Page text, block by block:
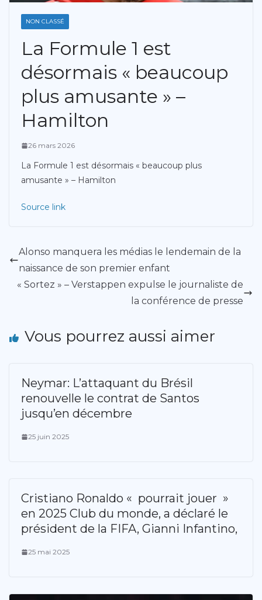
NON CLASSÉ
La Formule 1 est
désormais « beaucoup
plus amusante » –
Hamilton
26 mars 2026
La Formule 1 est désormais « beaucoup plus
amusante » – Hamilton
Source link
Alonso manquera les médias le lendemain de la
naissance de son premier enfant
« Sortez » – Verstappen expulse le journaliste de
la conférence de presse
Vous pourrez aussi aimer
Neymar: L’attaquant du Brésil
renouvelle le contrat de Santos
jusqu’en décembre
25 juin 2025
Cristiano Ronaldo « pourrait jouer »
en 2025 Club du monde, a déclaré le
président de la FIFA, Gianni Infantino,
25 mai 2025